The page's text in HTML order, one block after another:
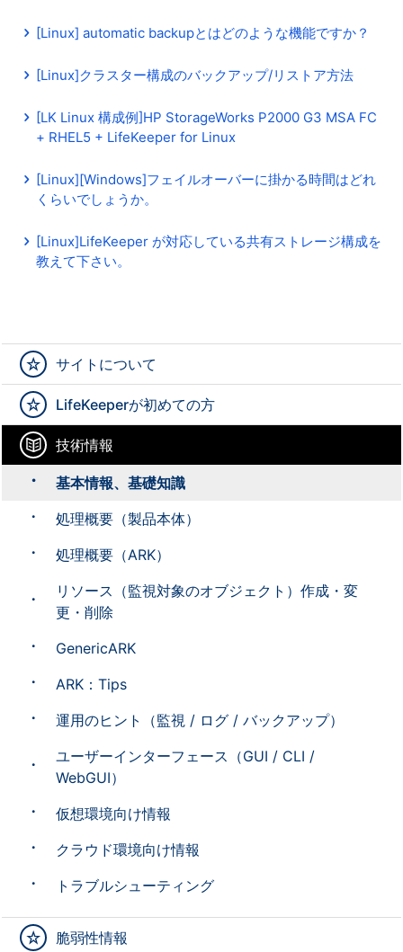
サイトについて
LifeKeeperが初めての方
技術情報
基本情報、基礎知識
処理概要（製品本体）
処理概要（ARK）
リソース（監視対象のオブジェクト）作成・変
更・削除
GenericARK
ARK：Tips
運用のヒント（監視 / ログ / バックアップ）
ユーザーインターフェース（GUI / CLI /
WebGUI）
仮想環境向け情報
クラウド環境向け情報
トラブルシューティング
脆弱性情報
[Linux] automatic backupとはどのような機能ですか？
[Linux]クラスター構成のバックアップ/リストア方法
[LK Linux 構成例]HP StorageWorks P2000 G3 MSA FC
+ RHEL5 + LifeKeeper for Linux
[Linux][Windows]フェイルオーバーに掛かる時間はどれ
くらいでしょうか。
[Linux]LifeKeeper が対応している共有ストレージ構成を
教えて下さい。